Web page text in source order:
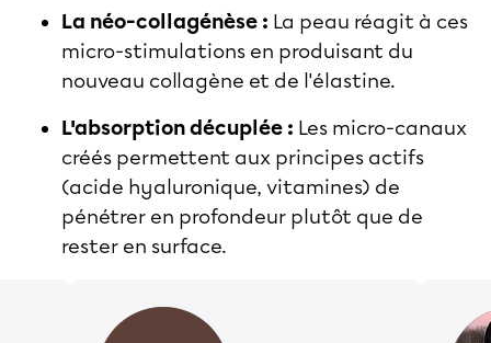
La néo-collagénèse : La peau réagit à ces
micro-stimulations en produisant du
nouveau collagène et de l'élastine.
L'absorption décuplée : Les micro-canaux
créés permettent aux principes actifs
(acide hyaluronique, vitamines) de
pénétrer en profondeur plutôt que de
rester en surface.